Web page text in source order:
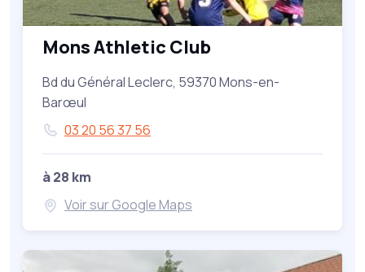
Mons Athletic Club
Bd du Général Leclerc, 59370 Mons-en-
Barœul
03 20 56 37 56
à 28 km
Voir sur Google Maps